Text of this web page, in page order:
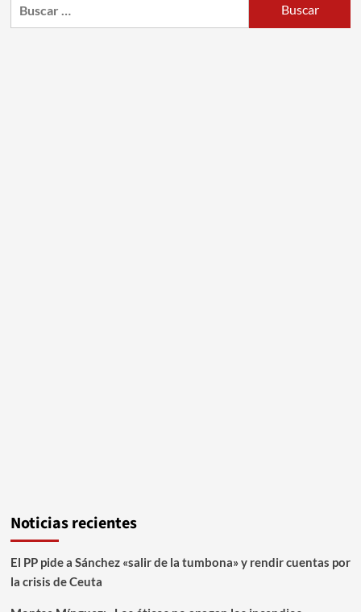
Noticias recientes
El PP pide a Sánchez «salir de la tumbona» y rendir cuentas por
la crisis de Ceuta